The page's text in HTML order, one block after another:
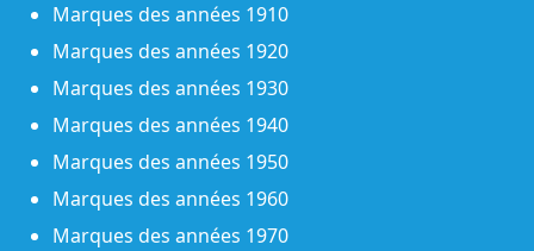
Marques des années 1910
Marques des années 1920
Marques des années 1930
Marques des années 1940
Marques des années 1950
Marques des années 1960
Marques des années 1970